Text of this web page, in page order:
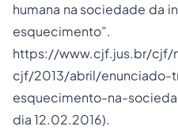
humana na sociedade da
https://www.cjf.jus.br/cjf/
cjf/2013/abril/
esquecimento-na-
dia 12.02.2016).